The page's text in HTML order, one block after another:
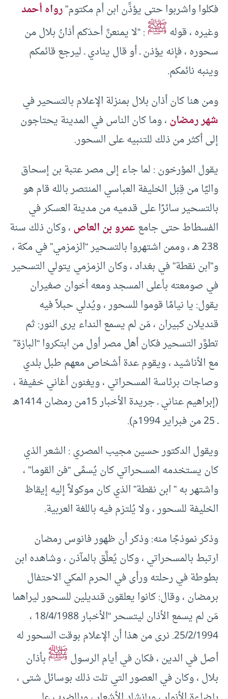
فكلوا واشربوا حتى يؤذِّن ابن أم مكتوم”رواه أحمد
وغيره ، قولهﷺ: “لا يمنعنَّ أحدَكم أذانُ بلال من
سحوره ، فإنه يؤذن ـ أو قال ينادي ـ ليرجع قائمكم
وينبه نائمكم.
ومن هنا كان أذان بلال بمنزلة الإعلام بالتسحير في
شهر رمضان، وما كان الناس في المدينة يحتاجون
إلى أكثر من ذلك للتنبيه على السحور.
يقول المؤرخون : لما جاء إلى مصر عتبة بن إسحاق
واليًا من قِبَل الخليفة العباسي المنتصر بالله قام هو
بالتسحير سائرًا على قدميه من مدينة العسكر في
الفسطاط حتى جامععمرو بن العاص، وكان ذلك سنة
238 هـ ، وممن اشتهروا بالتسحير “الزمزمي” في مكة ،
و”ابن نقطة” في بغداد ، وكان الزمزمي يتولي التسحير
في صومعته بأعلى المسجد ومعه أخوان صغيران
يقول: يا نيامًا قوموا للسحور ، ويُدلي حبلاً فيه
قنديلان كبيران ، مَن لم يسمع النداء يرى النور: ثم
تطوَّر التسحير فكان أهل مصر أول من ابتكروا “البازة”
مع الأناشيد ، ويقوم عدة أشخاص معهم طبل بلدي
وصاجات برئاسة المسحراتي ، ويغنون أغاني خفيفة ،
(إبراهيم عناني ـ جريدة الأخبار 15من رمضان 1414هـ
ـ 25 من فبراير 1994م).
ويقول الدكتور حسين مجيب المصري : الشعر الذي
كان يستخدمه المسحراتي كان يُسمَّى “فن القوما” ،
واشتهر به ” ابن نقطة” الذي كان موكولاً إليه إيقاظ
الخليفة للسحور ، ولا يُلتزم فيه باللغة العربية.
وذكر نموذجًا منه: وذكر أن ظهور فانوس رمضان
ارتبط بالمسحراتي ، وكان يُعلَّق بالمآذن ، وشاهده ابن
بطوطة في رحلته ورأى في الحرم المكي الاحتفال
برمضان ، وقال: كانوا يعلقون قنديلين للسحور ليراهما
مَن لم يسمع الأذان ليتسحر “الأخبار 18/4/1988 ،
25/2/1994. نرى من هذا أن الإعلام بوقت السحور له
أصل في الدين ، فكان في أيام الرسولﷺبأذان
بلال ، وكان في العصور التي تلت ذلك بوسائل شتى ،